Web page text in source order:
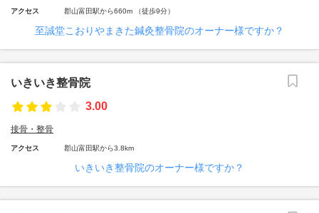
アクセス 郡山富田駅から660m （徒歩9分）
至誠堂こおりやまきた鍼灸整骨院のオーナー様ですか？
いきいき整骨院
3.00
接骨・整骨
アクセス 郡山富田駅から3.8km
いきいき整骨院のオーナー様ですか？